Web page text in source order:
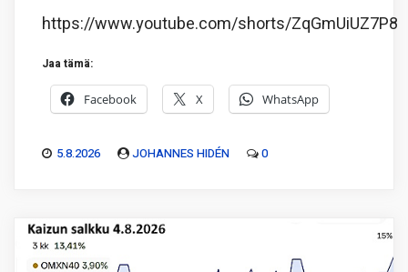
https://www.youtube.com/shorts/ZqGmUiUZ7P8
Jaa tämä:
Facebook X WhatsApp
5.8.2026 JOHANNES HIDÉN 0